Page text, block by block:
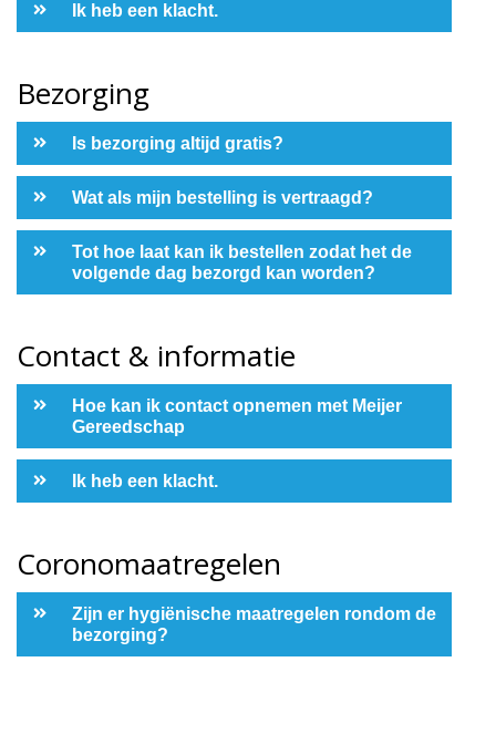
Ik heb een klacht.
Bezorging
Is bezorging altijd gratis?
Wat als mijn bestelling is vertraagd?
Tot hoe laat kan ik bestellen zodat het de
volgende dag bezorgd kan worden?
Contact & informatie
Hoe kan ik contact opnemen met Meijer
Gereedschap
Ik heb een klacht.
Coronomaatregelen
Zijn er hygiënische maatregelen rondom de
bezorging?